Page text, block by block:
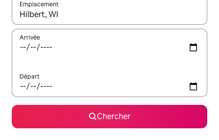
Emplacement
Quand les résultats sont affichés, parcourez-les en utilisant
Arrivée
Départ
Chercher